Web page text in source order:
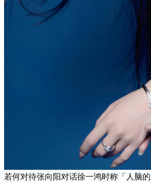
若何对待张向阳对话徐一鸿时称「人脑